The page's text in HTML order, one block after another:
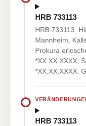
HRB 733113
HRB 733113:
Mannheim,
Prokura
*XX.XX.XXXX;
*XX.XX.XXXX.
HRB 733113